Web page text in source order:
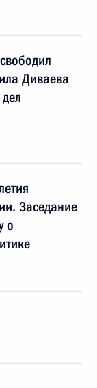
Диваева
Заседание
о